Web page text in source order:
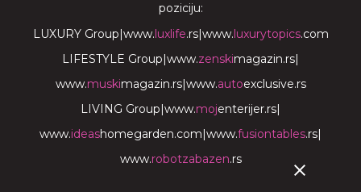
poziciju:
LUXURY Group www. luxlife.rs| www. luxurytopics.com
LIFESTYLE Group www.zenskimagazin.rs
www.muskimagazin.rs| www.autoexclusive.rs
LIVING Group www.mojenterijer.rs
www.ideashomegarden.com www.fusiontables.rs
www.robotzabazen.rs